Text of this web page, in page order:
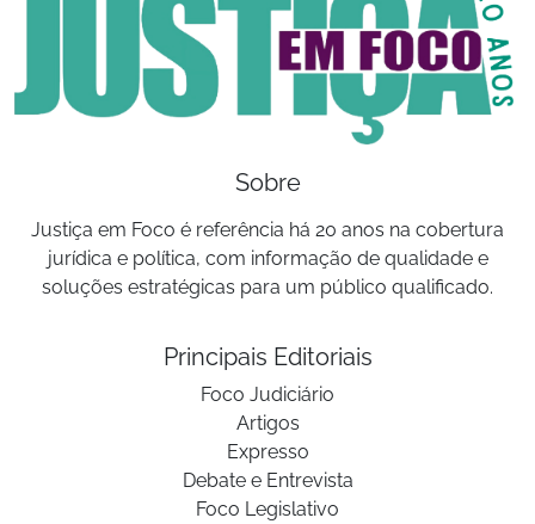
Sobre
Justiça em Foco é referência há 20 anos na cobertura
jurídica e política, com informação de qualidade e
soluções estratégicas para um público qualificado.
Principais Editoriais
Foco Judiciário
Artigos
Expresso
Debate e Entrevista
Foco Legislativo